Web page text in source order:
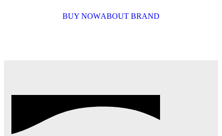
BUY NOWABOUT BRAND